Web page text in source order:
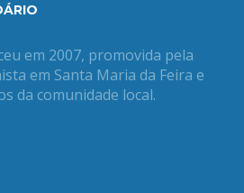
em 2007, promovida pela
em Santa Maria da Feira e
da comunidade local.